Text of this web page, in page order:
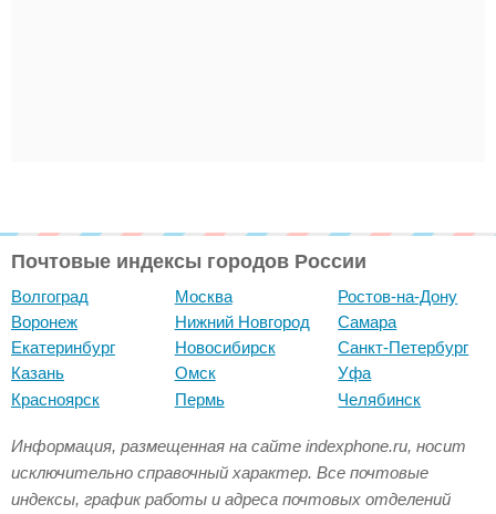
Почтовые индексы городов России
Волгоград
Воронеж
Екатеринбург
Казань
Красноярск
Москва
Нижний Новгород
Новосибирск
Омск
Пермь
Ростов-на-Дону
Самара
Санкт-Петербург
Уфа
Челябинск
Информация, размещенная на сайте indexphone.ru, носит
исключительно справочный характер. Все почтовые
индексы, график работы и адреса почтовых отделений